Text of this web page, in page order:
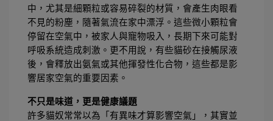
中，尤其是細顆粒或容易碎裂的材質，會產生肉眼看
不見的粉塵，隨著氣流在家中漂浮。這些微小顆粒會
停留在空氣中，被家人與寵物吸入，長期下來可能對
呼吸系統造成刺激。更不用說，有些貓砂在接觸尿液
後，會釋放出氨氣或其他揮發性化合物，這些都是影
響居家空氣的重要因素。
不只是味道，更是健康議題
許多貓奴常常以為「有異味才算影響空氣」，其實並